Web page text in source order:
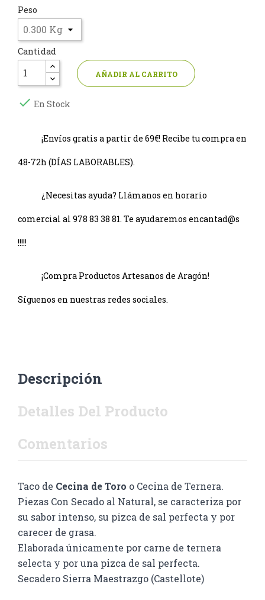
Peso
Cantidad
AÑADIR AL CARRITO
 En Stock
¡Envíos gratis a partir de 69€! Recibe tu compra en
48-72h (DÍAS LABORABLES).
¿Necesitas ayuda? Llámanos en horario
comercial al 978 83 38 81. Te ayudaremos encantad@s
!!!!!
¡Compra Productos Artesanos de Aragón!
Síguenos en nuestras redes sociales.
Descripción
Detalles Del Producto
Comentarios
Taco de Cecina de Toro o Cecina de Ternera.
Piezas Con Secado al Natural, se caracteriza por
su sabor intenso, su pizca de sal perfecta y por
carecer de grasa.
Elaborada únicamente por carne de ternera
selecta y por una pizca de sal perfecta.
Secadero Sierra Maestrazgo (Castellote)